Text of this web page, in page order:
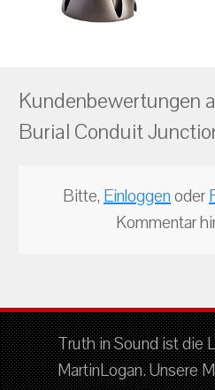
Kundenbewertungen
Burial Conduit
Bitte, Einloggenoder
Kommentar
Truth in Sound ist die
MartinLogan. Unsere